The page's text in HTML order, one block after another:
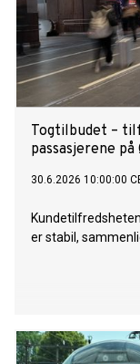
Togtilbudet –
passasjerene
30.6.2026 10:00:00
er stabil,